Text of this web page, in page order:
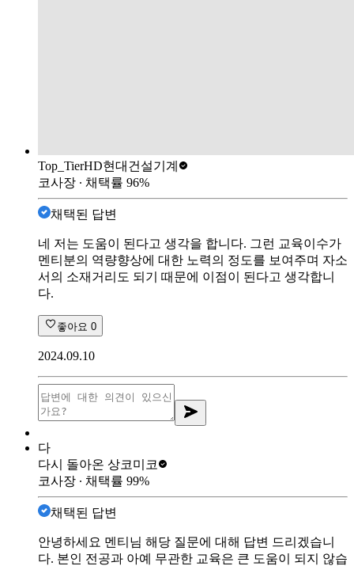
Top_TierHD현대건설기계
코사장 ∙ 채택률 96%
채택된 답변
네 저는 도움이 된다고 생각을 합니다. 그런 교육이수가
멘티분의 역량향상에 대한 노력의 정도를 보여주며 자소
서의 소재거리도 되기 때문에 이점이 된다고 생각합니
다.
좋아요 0
2024.09.10
다
다시 돌아온 상코미코
코사장 ∙ 채택률 99%
채택된 답변
안녕하세요 멘티님 해당 질문에 대해 답변 드리겠습니
다. 본인 전공과 아예 무관한 교육은 큰 도움이 되지 않습